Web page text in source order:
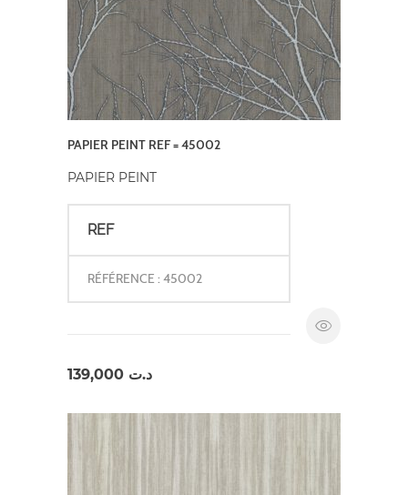
PAPIER PEINT REF = 45002
PAPIER PEINT
REF
RÉFÉRENCE : 45002
د.ت